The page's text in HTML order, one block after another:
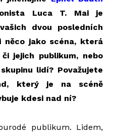
Luca T. Mai je
dvou posledních
něco jako scéna, která
jejich publikum, nebo
lidí? Považujete
který je na scéně
kdesi nad ní?
publikum. Lidem,